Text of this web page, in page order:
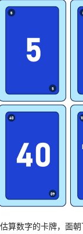
算数字的卡牌，面